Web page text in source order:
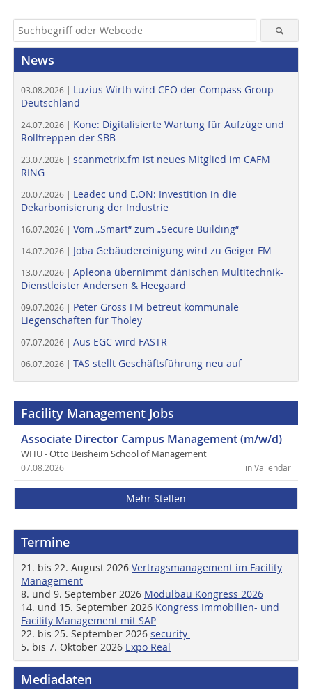
News
03.08.2026 | Luzius Wirth wird CEO der Compass Group
Deutschland
24.07.2026 | Kone: Digitalisierte Wartung für Aufzüge und
Rolltreppen der SBB
23.07.2026 | scanmetrix.fm ist neues Mitglied im CAFM
RING
20.07.2026 | Leadec und E.ON: Investition in die
Dekarbonisierung der Industrie
16.07.2026 | Vom „Smart“ zum „Secure Building“
14.07.2026 | Joba Gebäudereinigung wird zu Geiger FM
13.07.2026 | Apleona übernimmt dänischen Multitechnik-
Dienstleister Andersen & Heegaard
09.07.2026 | Peter Gross FM betreut kommunale
Liegenschaften für Tholey
07.07.2026 | Aus EGC wird FASTR
06.07.2026 | TAS stellt Geschäftsführung neu auf
Facility Management Jobs
Associate Director Campus Management (m/w/d)
WHU - Otto Beisheim School of Management
in Vallendar
07.08.2026
Mehr Stellen
Termine
21. bis 22. August 2026 Vertragsmanagement im Facility
Management
8. und 9. September 2026 Modulbau Kongress 2026
14. und 15. September 2026 Kongress Immobilien- und
Facility Management mit SAP
22. bis 25. September 2026 security
5. bis 7. Oktober 2026 Expo Real
Mediadaten